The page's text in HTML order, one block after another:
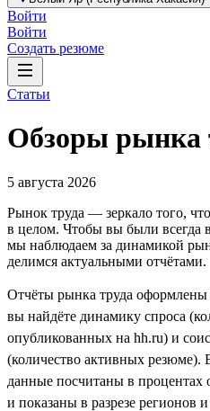
Войти
Войти
Создать резюме
Статьи
Обзоры рынка
5 августа 2026
Рынок труда — зеркало того,
в целом. Чтобы вы были всегда
мы наблюдаем за динамикой
делимся актуальными отчётами.
Отчёты рынка труда
вы найдёте динамику спроса
опубликованных на hh.ru) и
(количество активных резюме).
данные посчитаны в процентах
и показаны в разрезе регионов